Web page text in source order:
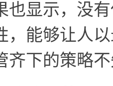
也显示，没
，能够让人
齐下的策略